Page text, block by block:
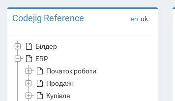
Codejig Reference en uk
Білдер
ERP
Початок роботи
Продажі
Купівля